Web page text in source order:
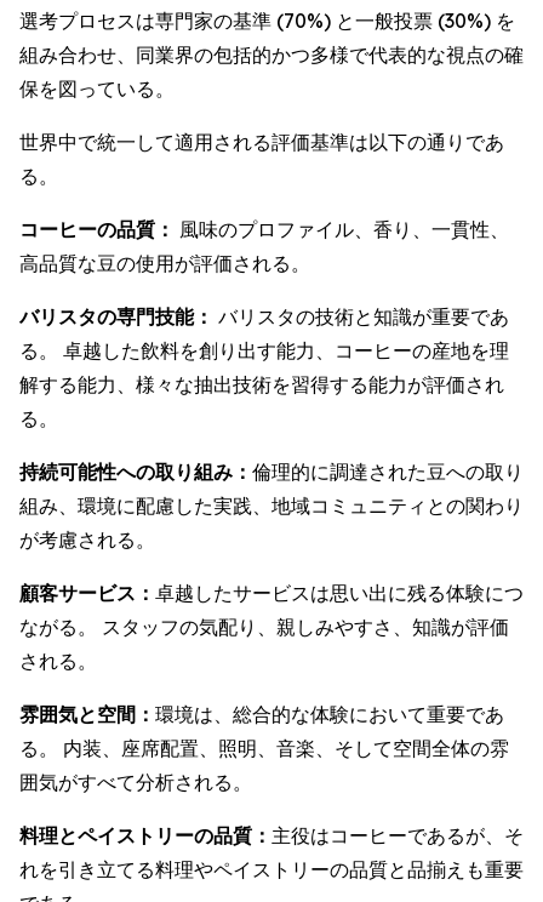
選考プロセスは専門家の基準 (70%) と一般投票 (30%) を
組み合わせ、同業界の包括的かつ多様で代表的な視点の確
保を図っている。
世界中で統一して適用される評価基準は以下の通りであ
る。
コーヒーの品質： 風味のプロファイル、香り、一貫性、
高品質な豆の使用が評価される。
バリスタの専門技能： バリスタの技術と知識が重要であ
る。 卓越した飲料を創り出す能力、コーヒーの産地を理
解する能力、様々な抽出技術を習得する能力が評価され
る。
持続可能性への取り組み： 倫理的に調達された豆への取り
組み、環境に配慮した実践、地域コミュニティとの関わり
が考慮される。
顧客サービス： 卓越したサービスは思い出に残る体験につ
ながる。 スタッフの気配り、親しみやすさ、知識が評価
される。
雰囲気と空間： 環境は、総合的な体験において重要であ
る。 内装、座席配置、照明、音楽、そして空間全体の雰
囲気がすべて分析される。
料理とペイストリーの品質： 主役はコーヒーであるが、そ
れを引き立てる料理やペイストリーの品質と品揃えも重要